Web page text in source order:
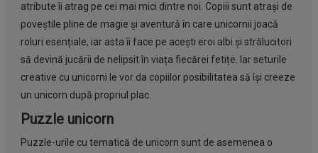
atribute îi atrag pe cei mai mici dintre noi. Copiii sunt atrași de
poveștile pline de magie și aventură în care unicornii joacă
roluri esențiale, iar asta îi face pe acești eroi albi și strălucitori
să devină jucării de nelipsit în viața fiecărei fetițe. Iar seturile
creative cu unicorni le vor da copiilor posibilitatea să își creeze
un unicorn după propriul plac.
Puzzle unicorn
Puzzle-urile cu tematică de unicorn sunt de asemenea o